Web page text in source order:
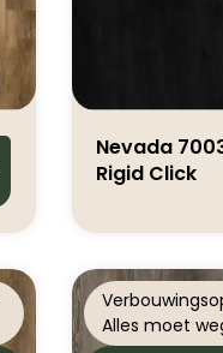
Nevada
Rigid Click
Charcoal
Alles moet